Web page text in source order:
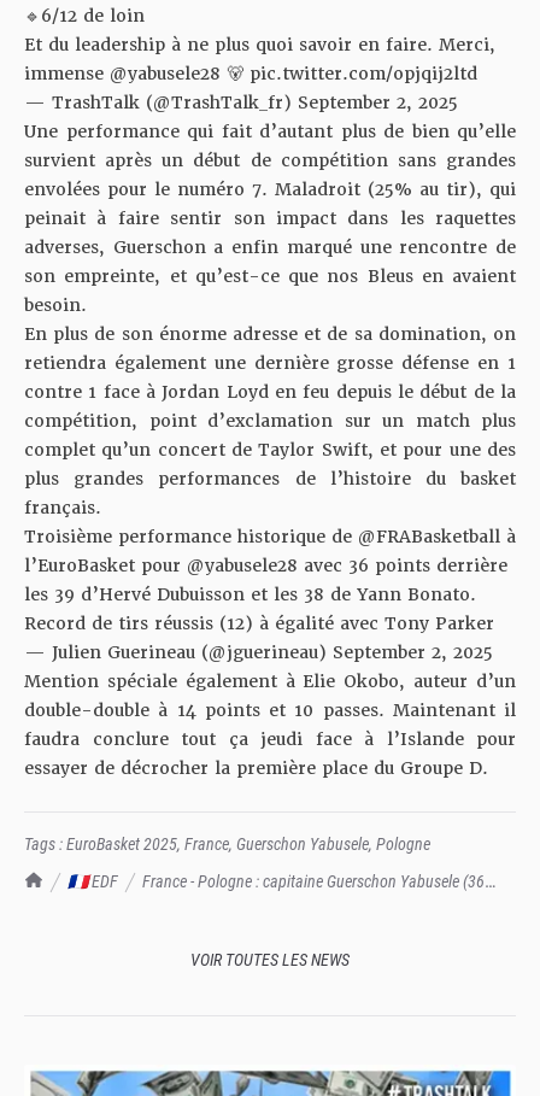
TrashTalk Actu NBA
🇫🇷 EDF
France - Pologne : capitaine Guerschon Yabusele (36
🔹6/12 de loin
Et du leadership à ne plus quoi savoir en faire. Merci,
immense @yabusele28 🐻 pic.twitter.com/opjqij2ltd
— TrashTalk (@TrashTalk_fr) September 2, 2025
Une performance qui fait d’autant plus de bien qu’elle
survient après un début de compétition sans grandes
envolées pour le numéro 7. Maladroit (25% au tir), qui
peinait à faire sentir son impact dans les raquettes
adverses, Guerschon a enfin marqué une rencontre de
son empreinte, et qu’est-ce que nos Bleus en avaient
besoin.
En plus de son énorme adresse et de sa domination, on
retiendra également une dernière grosse défense en 1
contre 1 face à Jordan Loyd en feu depuis le début de la
compétition, point d’exclamation sur un match plus
complet qu’un concert de Taylor Swift, et pour une des
plus grandes performances de l’histoire du basket
français.
Troisième performance historique de @FRABasketball à
l’EuroBasket pour @yabusele28 avec 36 points derrière
les 39 d’Hervé Dubuisson et les 38 de Yann Bonato.
Record de tirs réussis (12) à égalité avec Tony Parker
— Julien Guerineau (@jguerineau) September 2, 2025
Mention spéciale également à Elie Okobo, auteur d’un
double-double à 14 points et 10 passes. Maintenant il
faudra conclure tout ça jeudi face à l’Islande pour
essayer de décrocher la première place du Groupe D.
Tags :EuroBasket 2025, France, Guerschon Yabusele, Pologne
VOIR TOUTES LES NEWS